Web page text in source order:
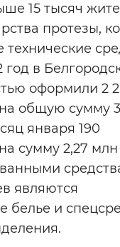
Выключены
15 тысяч
протезы,
год в
оформили 2
общую сумму
января 190
сумму 2,27 млн
являются
белье и